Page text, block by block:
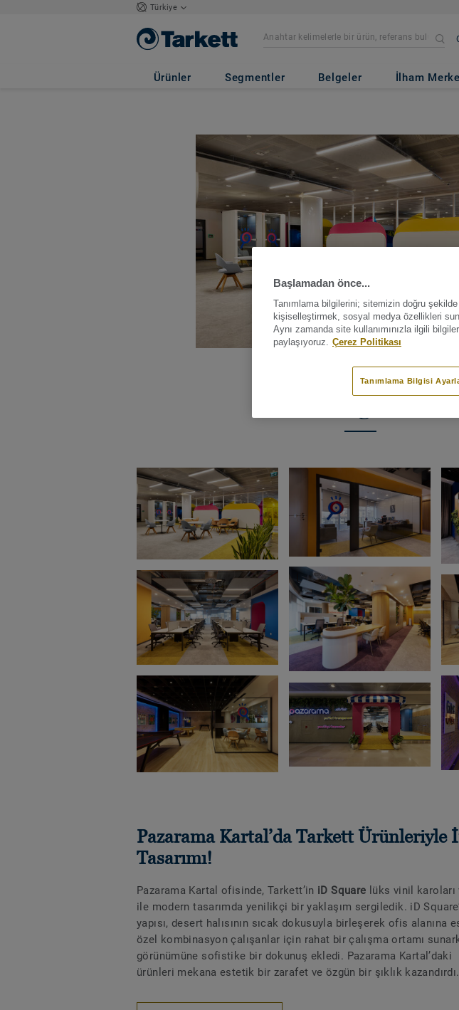
Türkiye
Ürünler Segmentler Belgeler İlham
Resim galerisi
Pazarama Kartal’da Tarkett Ürünleriyle
Tasarımı!
Pazarama Kartal ofisinde, Tarkett’in iD Square lüks vinil karoları
ile modern tasarımda yenilikçi bir yaklaşım sergiledik. iD
yapısı, desert halısının sıcak dokusuyla birleşerek ofis alanına
özel kombinasyon çalışanlar için rahat bir çalışma ortamı
görünümüne sofistike bir dokunuş ekledi. Pazarama Kartal’daki
ürünleri mekana estetik bir zarafet ve özgün bir şıklık kazandırdı.
Başlamadan önce...
Tanımlama bilgilerini; sitemizin doğru
kişiselleştirmek, sosyal medya özellikleri
Aynı zamanda site kullanımınızla ilgili
paylaşıyoruz. Çerez Politikası
Tanımlama Bilgisi